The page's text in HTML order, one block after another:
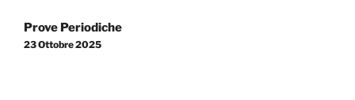
Prove Periodiche
23 Ottobre 2025